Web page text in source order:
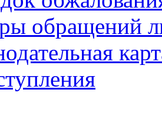
обращений